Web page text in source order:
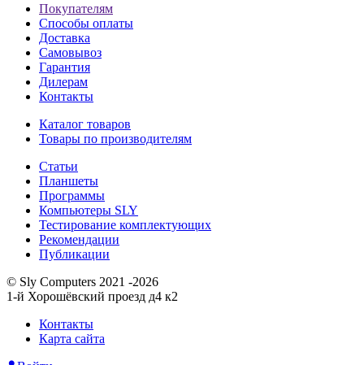
Покупателям
Способы оплаты
Доставка
Самовывоз
Гарантия
Дилерам
Контакты
Каталог товаров
Товары по производителям
Статьи
Планшеты
Программы
Компьютеры SLY
Тестирование комплектующих
Рекомендации
Публикации
© Sly Computers 2021 -2026
1-й Хорошёвский проезд д4 к2
Контакты
Карта сайта